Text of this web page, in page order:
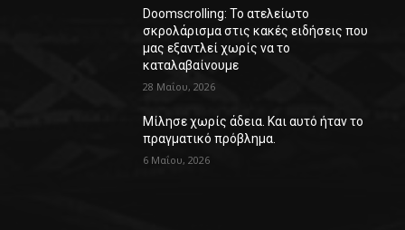
Doomscrolling: Το ατελείωτο
σκρολάρισμα στις κακές ειδήσεις που
μας εξαντλεί χωρίς να το
καταλαβαίνουμε
28 Μαΐου, 2026
Μίλησε χωρίς άδεια. Και αυτό ήταν το
πραγματικό πρόβλημα.
6 Μαΐου, 2026